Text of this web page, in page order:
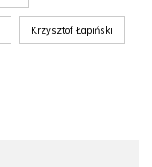
Krzysztof Łapiński